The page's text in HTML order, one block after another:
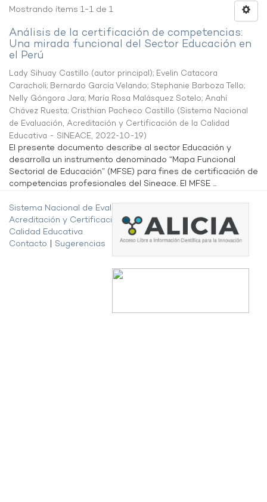
Mostrando ítems 1-1 de 1
Análisis de la certificación de competencias:
Una mirada funcional del Sector Educación en
el Perú
Lady Sihuay Castillo (autor principal); Evelin Catacora
Caracholi; Bernardo García Velando; Stephanie Barboza Tello;
Nelly Góngora Jara; María Rosa Malásquez Sotelo; Anahí
Chávez Ruesta; Cristhian Pacheco Castillo (Sistema Nacional
de Evaluación, Acreditación y Certificación de la Calidad
Educativa - SINEACE, 2022-10-19)
El presente documento describe al sector Educación y
desarrolla un instrumento denominado “Mapa Funcional
Sectorial de Educación” (MFSE) para fines de certificación de
competencias profesionales del Sineace. El MFSE ...
Sistema Nacional de Evaluación,
Acreditación y Certificación de la
Calidad Educativa
Contacto
Sugerencias